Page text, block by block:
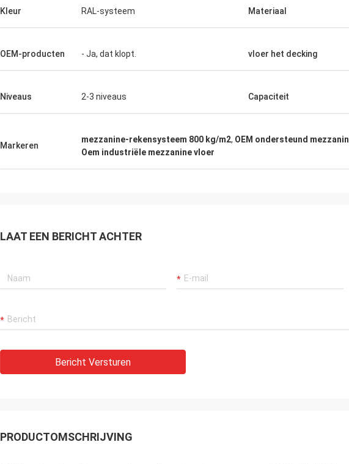
Kleur RAL-systeem Materiaal
OEM-producten - Ja, dat klopt. vloer het decking
Niveaus 2-3 niveaus Capaciteit
Markeren
mezzanine-rekensysteem 800 kg/m2, OEM ondersteund
Oem industriële mezzanine vloer
LAAT EEN BERICHT ACHTER
Bericht Versturen
PRODUCTOMSCHRIJVING